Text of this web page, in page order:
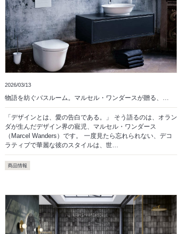
2026/03/13
物語を紡ぐバスルーム。マルセル・ワンダースが贈る、…
「デザインとは、愛の告白である。」 そう語るのは、オラン
ダが生んだデザイン界の寵児、マルセル・ワンダース
（Marcel Wanders）です。 一度見たら忘れられない、デコ
ラティブで華麗な彼のスタイルは、世…
商品情報